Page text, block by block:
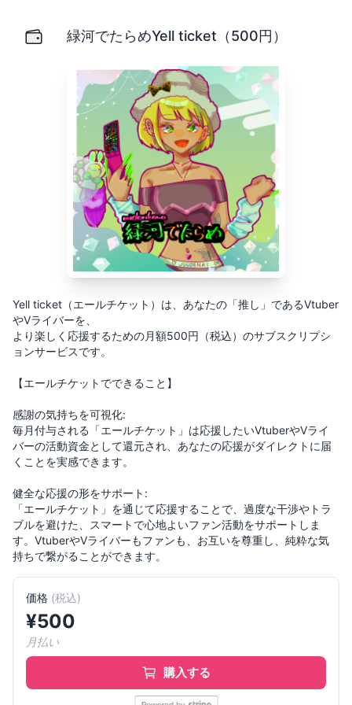
緑河でたらめYell ticket（500円）
Yell ticket（エールチケット）は、あなたの「推し」であるVtuber
やVライバーを、
より楽しく応援するための月額500円（税込）のサブスクリプシ
ョンサービスです。
【エールチケットでできること】
感謝の気持ちを可視化:
毎月付与される「エールチケット」は応援したいVtuberやVライ
バーの活動資金として還元され、あなたの応援がダイレクトに届
くことを実感できます。
健全な応援の形をサポート:
「エールチケット」を通じて応援することで、過度な干渉やトラ
ブルを避けた、スマートで心地よいファン活動をサポートしま
す。VtuberやVライバーもファンも、お互いを尊重し、純粋な気
持ちで繋がることができます。
価格 (税込)
¥500
月払い
購入する